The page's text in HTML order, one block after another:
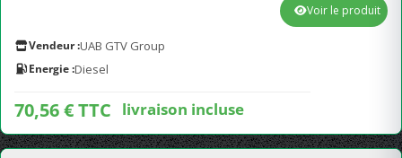
Vendeur :UAB GTV Group
Energie :Diesel
70,56 € TTC livraison incluse
Voir le produit